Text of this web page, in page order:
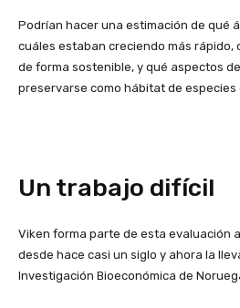
Podrían hacer una estimación de qué
cuáles estaban creciendo más rápido,
de forma sostenible, y qué aspectos
preservarse como hábitat de especies
Un trabajo difícil
Viken forma parte de esta evaluación
desde hace casi un siglo y ahora la
Investigación Bioeconómica de